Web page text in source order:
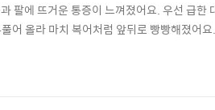
팔에 뜨거운 통증이 느껴졌어요. 우선 급한
어 올라 마치 복어처럼 앞뒤로 빵빵해졌어
되었지 뭐예요. 벌들에게 쏘인 자리는 욱신